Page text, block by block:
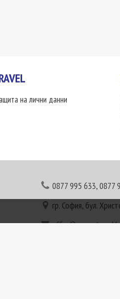
на лични данни
0877 995 633,0877
гр. София, бул.